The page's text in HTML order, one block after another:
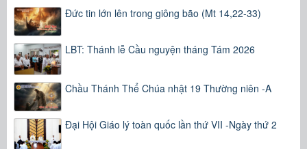
Đức tin lớn lên trong giông bão (Mt 14,22-33)
LBT: Thánh lễ Cầu nguyện tháng Tám 2026
Chầu Thánh Thể Chúa nhật 19 Thường niên -A
Đại Hội Giáo lý toàn quốc lần thứ VII -Ngày thứ 2